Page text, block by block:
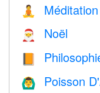
🧘 Méditation
🎅 Noël
📙
🙆‍♂️ Poisson